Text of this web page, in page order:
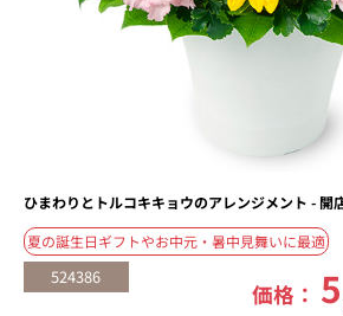
ひまわりとトルコキキョウのアレンジメント - 開
夏の誕生日ギフトやお中元・暑中見舞いに最適
524386
価格：